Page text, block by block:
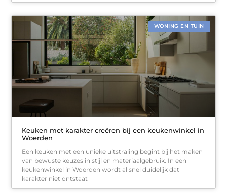
WONING EN TUIN
Keuken met karakter creëren bij een keukenwinkel in
Woerden
Een keuken met een unieke uitstraling begint bij het maken
van bewuste keuzes in stijl en materiaalgebruik. In een
keukenwinkel in Woerden wordt al snel duidelijk dat
karakter niet ontstaat